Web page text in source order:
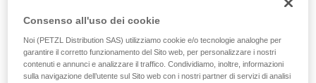
utilizzata da più di una persona.
Deve essere condotta un’analisi dei rischi in ogni situazione
per determinare la migliore soluzione da utilizzare.
Consenso all'uso dei cookie
Noi (PETZL Distribution SAS) utilizziamo cookie e/o tecnologie analoghe per
garantire il corretto funzionamento del Sito web, per personalizzare i nostri
contenuti e annunci e analizzare il traffico. Condividiamo, inoltre, informazioni
sulla navigazione dell’utente sul Sito web con i nostri partner di servizi di analisi